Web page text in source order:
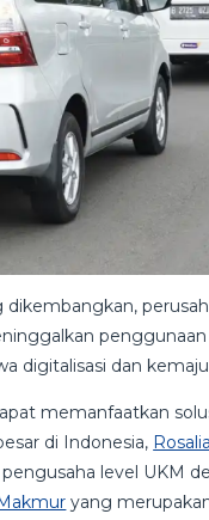
digitalisasi dan
memanfaatkan
di Indonesia, Rosalia
level UKM
yang